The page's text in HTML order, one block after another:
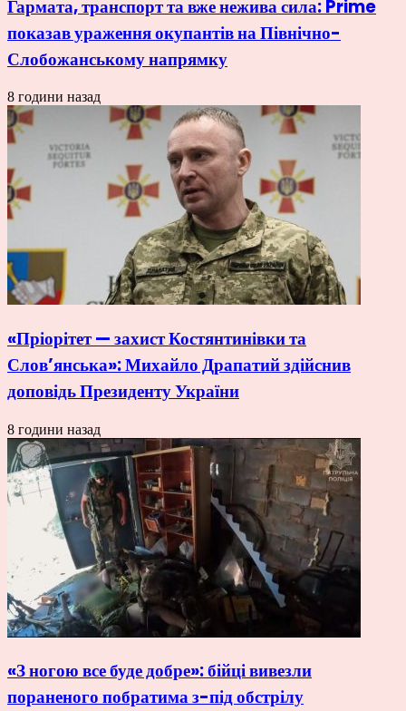
Гармата, транспорт та вже нежива сила: Prime
показав ураження окупантів на Північно-
Слобожанському напрямку
8 години назад
«Пріорітет — захист Костянтинівки та
Слов’янська»: Михайло Драпатий здійснив
доповідь Президенту України
8 години назад
«З ногою все буде добре»: бійці вивезли
пораненого побратима з-під обстрілу